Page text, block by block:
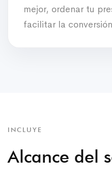
mejor, ordenar tu
facilitar la
INCLUYE
Alcance del